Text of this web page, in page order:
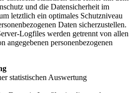
und die Datensicherheit im
letztlich ein optimales Schutzniveau
Daten sicherzustellen.
Logfiles werden getrennt von allen
angegebenen personenbezogenen
statistischen Auswertung